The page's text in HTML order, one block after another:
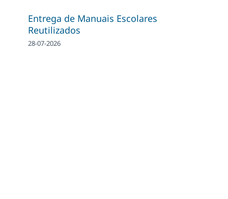
Entrega de Manuais Escolares
Reutilizados
28-07-2026